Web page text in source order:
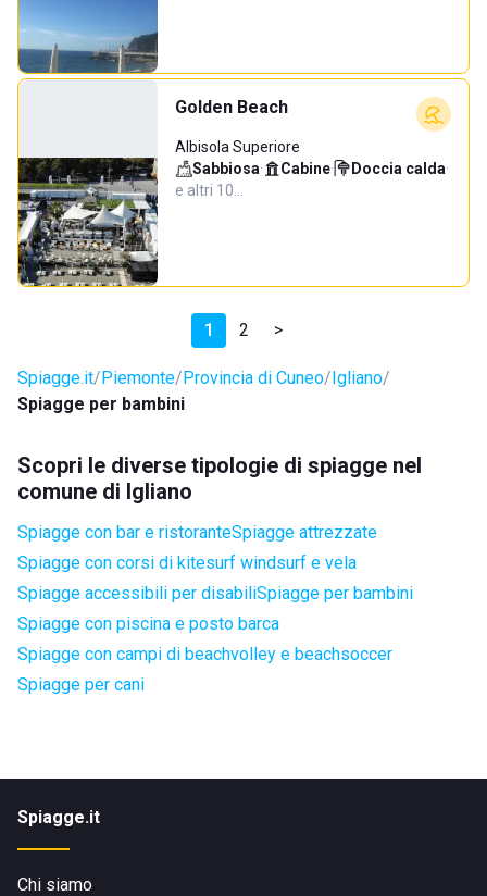
Golden Beach
Albisola Superiore
Sabbiosa· Cabine· Doccia calda·
e altri 10…
1 2 >
Spiagge.it Piemonte Provincia di Cuneo Igliano
Spiagge per bambini
Scopri le diverse tipologie di spiagge nel
comune di Igliano
Spiagge con bar e ristoranteSpiagge attrezzate
Spiagge con corsi di kitesurf windsurf e vela
Spiagge accessibili per disabiliSpiagge per bambini
Spiagge con piscina e posto barca
Spiagge con campi di beachvolley e beachsoccer
Spiagge per cani
Spiagge.it
Chi siamo